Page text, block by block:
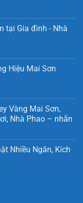
tại Gia đình - Nhà
Hiệu Mai Sơn
Vàng Mai Sơn,
Nhà Phao – nhắn
Nhiều Ngăn, Kích